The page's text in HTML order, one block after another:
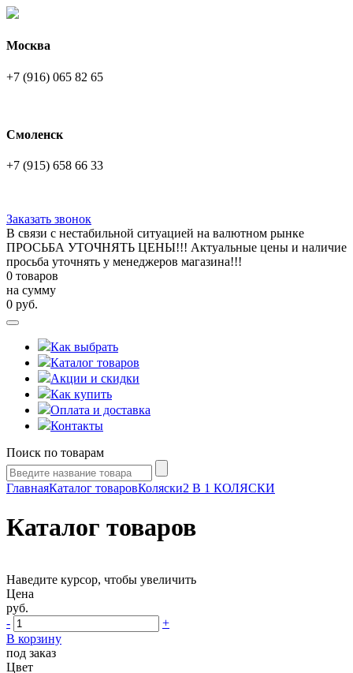
Москва
+7 (916) 065 82 65
Смоленск
+7 (915) 658 66 33
Заказать звонок
В связи с нестабильной ситуацией на валютном рынке
ПРОСЬБА УТОЧНЯТЬ ЦЕНЫ!!! Актуальные цены и наличие
просьба уточнять у менеджеров магазина!!!
0 товаров
на сумму
0 руб.
Как выбрать
Каталог товаров
Акции и скидки
Как купить
Оплата и доставка
Контакты
Поиск по товарам
ГлавнаяКаталог товаровКоляски2 В 1 КОЛЯСКИ
Каталог товаров
Наведите курсор, чтобы увеличить
Цена
руб.
-
+
В корзину
под заказ
Цвет